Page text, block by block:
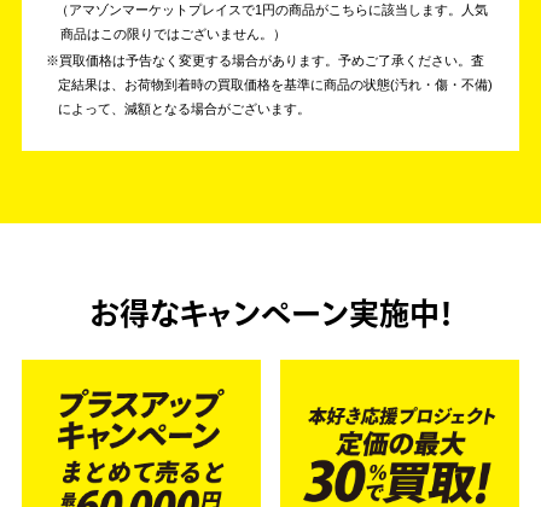
アマゾンマーケットプレイスで1円の商品がこちらに該当します。人気
商品はこの限りではございません。
買取価格は予告なく変更する場合があります。予めご了承ください。 査
定結果は、お荷物到着時の買取価格を基準に商品の状態(汚れ・傷・不備)
によって、減額となる場合がございます。
お得なキャンペーン実施中！